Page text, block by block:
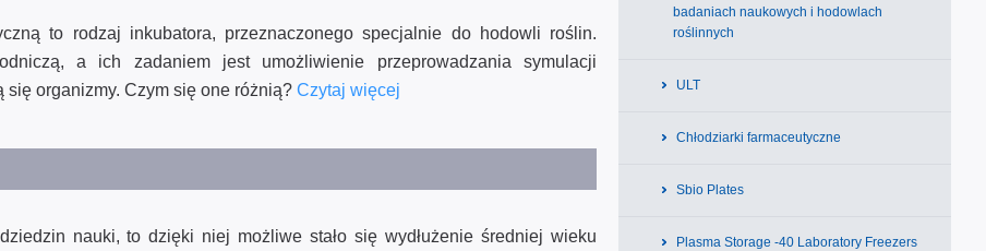
to rodzaj inkubatora, przeznaczonego specjalnie do hodowli roślin.
a ich zadaniem jest umożliwienie przeprowadzania symulacji
organizmy. Czym się one różnią? Czytaj więcej
nauki, to dzięki niej możliwe stało się wydłużenie średniej wieku
badaniach naukowych i hodowlach
roślinnych
ULT
Chłodziarki farmaceutyczne
Sbio Plates
Plasma Storage -40 Laboratory Freezers